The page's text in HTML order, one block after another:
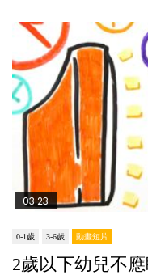
03:23
0-1歲 3-6歲 動畫短片
2歲以下幼兒不